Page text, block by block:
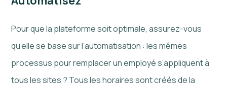
Pour que la plateforme soit optimale, assurez-vous
qu’elle se base sur l’automatisation : les mêmes
processus pour remplacer un employé s’appliquent à
tous les sites ? Tous les horaires sont créés de la